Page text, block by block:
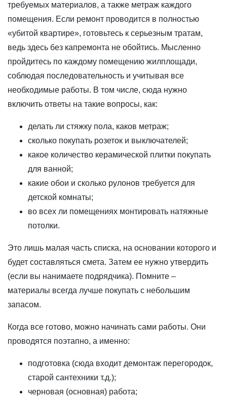
требуемых материалов, а также метраж каждого
помещения. Если ремонт проводится в полностью
«убитой квартире», готовьтесь к серьезным тратам,
ведь здесь без капремонта не обойтись. Мысленно
пройдитесь по каждому помещению жилплощади,
соблюдая последовательность и учитывая все
необходимые работы. В том числе, сюда нужно
включить ответы на такие вопросы, как:
делать ли стяжку пола, каков метраж;
сколько покупать розеток и выключателей;
какое количество керамической плитки покупать
для ванной;
какие обои и сколько рулонов требуется для
детской комнаты;
во всех ли помещениях монтировать натяжные
потолки.
Это лишь малая часть списка, на основании которого и
будет составляться смета. Затем ее нужно утвердить
(если вы нанимаете подрядчика). Помните –
материалы всегда лучше покупать с небольшим
запасом.
Когда все готово, можно начинать сами работы. Они
проводятся поэтапно, а именно:
подготовка (сюда входит демонтаж перегородок,
старой сантехники т.д.);
черновая (основная) работа;